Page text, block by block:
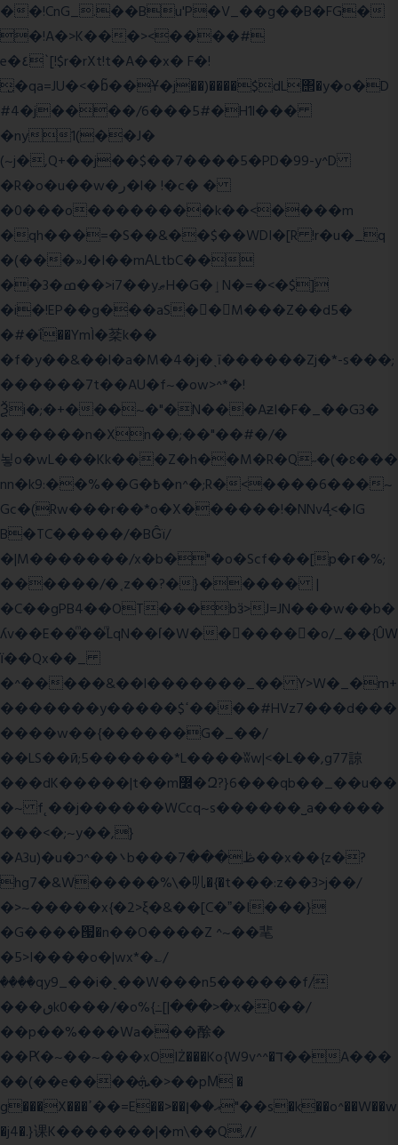
��!CnG_.��Bu'P�V_��g��B�FG�
�!A�>K���><����#
e�٤`[!$r�rXt!t�A��x� F�!
̮�qa=JU�<�b̃��Ұ�j��)����$dL΢�y�o�D
#4�j����/6���5#�H1l���
�ny1(��J�
(~j�,Q+��j��$��7����5�PD�99-y^D
�R�o�u��w�ر�l� !�c� �
�0���o��������k��<����m
�qh���=�S��&��$��WDI�[R !r�u�_q
�(���»J�I��mΑLtbC��
��3�ߘ��>i7��yޠH�G�ٳN�=�<�$]
�i�!EP��g���aS��M���Z��d5�
�#�ΐ��YmÌ�棻k��
�f�y��&��l�a�M�4�j�ˎī������Zj�*-s���;
������7t� �AU�f~�ow>^*�!
Ѯi�;�+���~�"�N���AƶI�F�_��G3�
������n�Xn��;��"��#�/�
뇧o�wL���Kk���Z�h��M�R�Q˶�(�ɛ���
nn�k9:��%��G�߿�n^�;R�<����6���~
Gc�(Rw���r��*o�X������!�NNv4̙<�IG
B�TC�����/�BĜï/
�|M�������/x�b�"�o�Scf���[p�г�%;
������/�˱z��?�}����� |
�C��gPB4��OT���bӟ>J=JN���w��b�
ʎv��E��ͫ��ͫLqN��ſ�W���ً����o/_��{ÛW
ї��Qx��_
�^�����&��l�������_�� Y>W�_�m+
�������y�����$ߵ����#HVz7���d���
����w��{������G�_��/
��LS��ӣ;5������*L����ʬw|<�L��,g77諒
���dK�����|t��m߼�Զ?}6���qb��_��u��
�~ f˛��j������WCcq~s������˽a�����
���<�;~y��,}
�A3u)�u�ͻ^��܌b���ڟ���7��x��{z�?
hg7�&W�����%\�䶷�{�t���:z��3>j��/
�>~�����x{�2>ξ�&��[C�ˮ�I���}
�G����՗�n��O����Z ^~��靟
�5>I����o�|wx*�؎/
����qy9_��i�˻��W���n5������f/
���ٯk0���/�o%{߸[|���>�x�0��/
��p��%���Wa���酴�
��Ԗ�~��~���xOIŻ���Ko{W9v^^�ד��A���
��(��e����ܞ�>��pΜ �
g���X���ߴ��=E��>��އ��ן"��s�k��o^��W��w
�j4�.}课K�������|�m\��Q,//